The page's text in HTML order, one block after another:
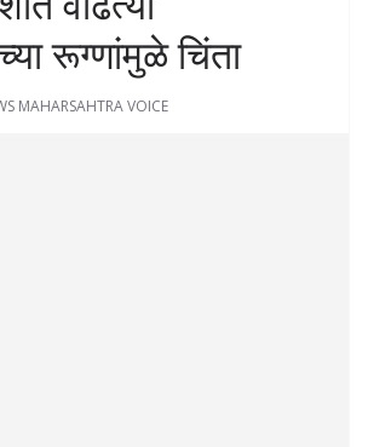
रूग्णांमुळे चिंता
MAHARSAHTRA VOICE